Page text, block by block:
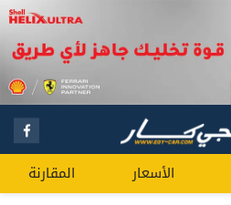
الأسعار المقارنة